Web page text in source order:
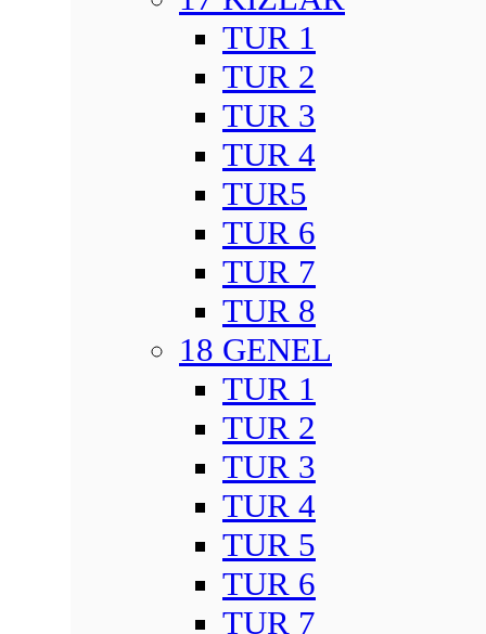
TUR 1
TUR 2
TUR 3
TUR 4
TUR5
TUR 6
TUR 7
TUR 8
18 GENEL
TUR 1
TUR 2
TUR 3
TUR 4
TUR 5
TUR 6
TUR 7